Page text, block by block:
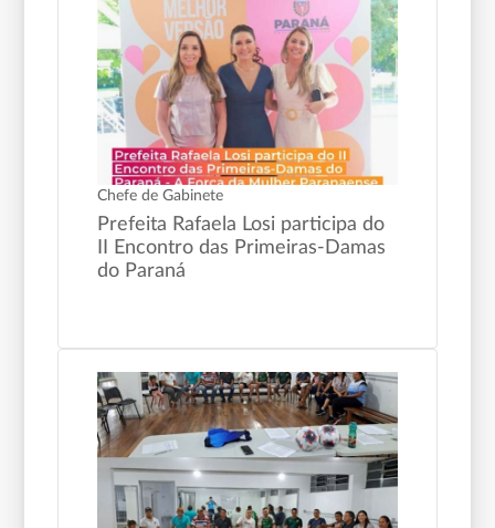
Chefe de Gabinete
Prefeita Rafaela Losi participa do
II Encontro das Primeiras-Damas
do Paraná